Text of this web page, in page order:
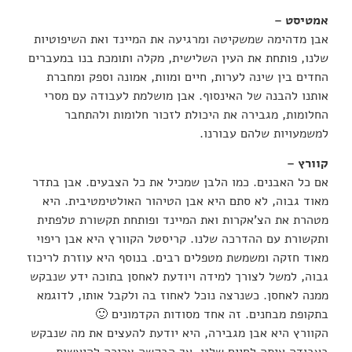
אמטיסט –
אבן מדהימה שמשקיטה ומרגיעה את המיינד ואת השיפוטיות
שלנו, פותחת את העין השלישית, מקלה ותומכת בנו במעברים
החדים בין שינה לערות, חיים ומוות, אמונה וספק ומחברת
אותנו להבנה של האינסוף. אבן מושלמת לעבודה עם מסרי
החלומות, מגבירה את היכולת לזכור חלומות ולהתחבר
למשמעויות שלהם עבורנו.
קוורץ –
אם כל האבנים. כמו הלבן שמכיל את כל הצבעים. אבן בתדר
מאוד גבוה, לא סתם היא אבן הטיהור האולטימטיבית. היא
מטהרת את הצ’אקרות ואת המיינד ופותחת תקשורת טלפתית
ותקשורת עם ההדרכה שלנו. קריסטל הקוורץ היא אבן ריפוי
מאוד חזקה ומשמשת מטפלים רבים. בנוסף היא עוזרת לריכוז
גבוה, למשל לצורך למידה ויודעת לאחסן בתוכה ידע שנבקש
ממנה לאחסן. כשנרצה נוכל לאחוז בה ולקבל אותו, לדוגמא
בתקופת מבחנים. זה אחד מסודות הקדמונים 🙂
הקוורץ היא אבן מגבירה, היא יודעת להעצים את מה שנבקש